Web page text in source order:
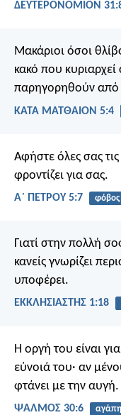
ΔΕΥΤΕΡΟΝΟΜΙΟΝ
Μακάριοι όσοι
κακό που
παρηγορηθούν από
ΚΑΤΑ ΜΑΤΘΑΙΟΝ 5:4
Αφήστε όλες σας
φροντίζει για σας.
Α΄ ΠΕΤΡΟΥ 5:7 φόβος
Γιατί στην πολλή
κανείς γνωρίζει
υποφέρει.
ΕΚΚΛΗΣΙΑΣΤΗΣ 1:18
Η οργή του είναι
εύνοιά του· αν
φτάνει με την αυγή.
ΨΑΛΜΌΣ 30:6 αγάπη